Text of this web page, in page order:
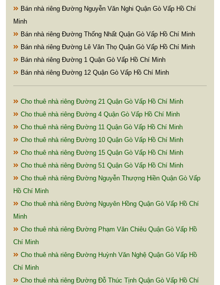
Bán nhà riêng Đường Nguyễn Văn Nghi Quận Gò Vấp Hồ Chí
Minh
Bán nhà riêng Đường Thống Nhất Quận Gò Vấp Hồ Chí Minh
Bán nhà riêng Đường Lê Văn Thọ Quận Gò Vấp Hồ Chí Minh
Bán nhà riêng Đường 1 Quận Gò Vấp Hồ Chí Minh
Bán nhà riêng Đường 12 Quận Gò Vấp Hồ Chí Minh
Cho thuê nhà riêng Đường 21 Quận Gò Vấp Hồ Chí Minh
Cho thuê nhà riêng Đường 4 Quận Gò Vấp Hồ Chí Minh
Cho thuê nhà riêng Đường 11 Quận Gò Vấp Hồ Chí Minh
Cho thuê nhà riêng Đường 10 Quận Gò Vấp Hồ Chí Minh
Cho thuê nhà riêng Đường 15 Quận Gò Vấp Hồ Chí Minh
Cho thuê nhà riêng Đường 51 Quận Gò Vấp Hồ Chí Minh
Cho thuê nhà riêng Đường Nguyễn Thượng Hiền Quận Gò Vấp
Hồ Chí Minh
Cho thuê nhà riêng Đường Nguyên Hồng Quận Gò Vấp Hồ Chí
Minh
Cho thuê nhà riêng Đường Phạm Văn Chiêu Quận Gò Vấp Hồ
Chí Minh
Cho thuê nhà riêng Đường Huỳnh Văn Nghệ Quận Gò Vấp Hồ
Chí Minh
Cho thuê nhà riêng Đường Đỗ Thúc Tịnh Quận Gò Vấp Hồ Chí